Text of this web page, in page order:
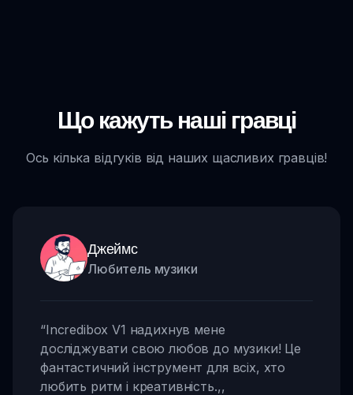
Що кажуть наші гравці
Ось кілька відгуків від наших щасливих гравців!
Джеймс
Любитель музики
“Incredibox V1 надихнув мене
досліджувати свою любов до музики! Це
фантастичний інструмент для всіх, хто
любить ритм і креативність.,,